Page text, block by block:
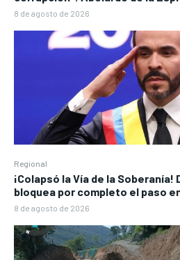
8 de agosto de 2026
Regional
¡Colapsó la Vía de la Soberanía!
bloquea por completo el paso
8 de agosto de 2026